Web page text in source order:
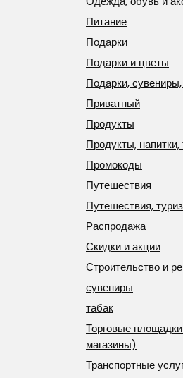
Питание
Подарки
Подарки и цветы
Подарки,
Приватный
Продукты
Продукты, напитки,
Промокоды
Путешествия
Путешествия,
Распродажа
Скидки и акции
Строительство и
сувениры
табак
Торговые
магазины)
Транспортные